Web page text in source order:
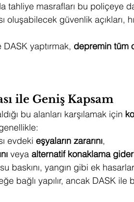
tahliye masrafları bu poliçeye
oluşabilecek güvenlik açıkları,
yaptırmak, depremin tüm
ile Geniş Kapsam
bu alanları karşılamak için
evdeki eşyaların zararını,
veya alternatif konaklama
su baskını, yangın gibi ek
bağlı yapılır, ancak DASK